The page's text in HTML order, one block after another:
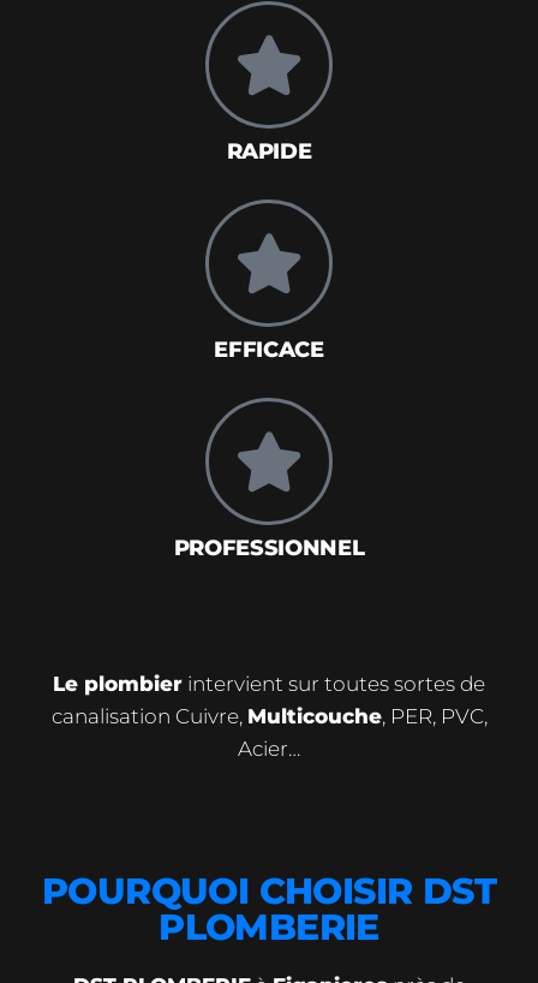
RAPIDE
EFFICACE
PROFESSIONNEL
Le plombier intervient sur toutes sortes de
canalisation Cuivre, Multicouche, PER, PVC,
Acier…
POURQUOI CHOISIR DST
PLOMBERIE